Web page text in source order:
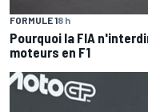
FORMULE 18 h
Pourquoi la FIA
moteurs en F1